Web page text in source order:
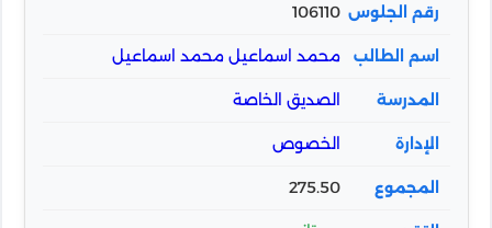
106110
محمد اسماعيل محمد اسماعيل
الصديق الخاصة
الخصوص
275.50